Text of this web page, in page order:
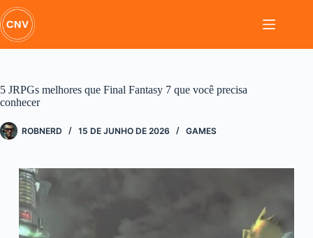
Pular
para
o
conteúdo
5 JRPGs melhores que Final Fantasy 7 que você precisa
conhecer
ROBNERD 15 DE JUNHO DE 2026 GAMES